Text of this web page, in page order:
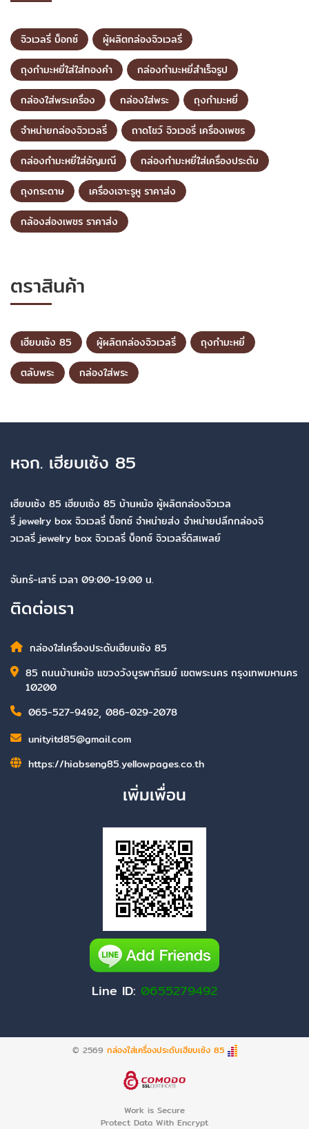
จิวเวลรี่ บ็อกซ์
ผู้ผลิตกล่องจิวเวลรี่
ถุงกำมะหยี่ใส่ใส่ทองคำ
กล่องกำมะหยี่สำเร็จรูป
กล่องใส่พระเครื่อง
กล่องใส่พระ
ถุงกำมะหยี่
จำหน่ายกล่องจิวเวลรี่
ถาดโชว์ จิวเวอรี่ เครื่องเพชร
กล่องกำมะหยี่ใส่อัญมณี
กล่องกำมะหยี่ใส่เครื่องประดับ
ถุงกระดาษ
เครื่องเจาะรูหู ราคาส่ง
กล้องส่องเพชร ราคาส่ง
ตราสินค้า
เฮียบเซ้ง 85 ผู้ผลิตกล่องจิวเวลรี่
ถุงกำมะหยี่
ตลับพระ
กล่องใส่พระ
หจก. เฮียบเซ้ง 85
เฮียบเซ้ง 85 เฮียบเซ้ง 85 บ้านหม้อ ผู้ผลิตกล่องจิวเวล
รี่ jewelry box จิวเวลรี่ บ็อกซ์ จำหน่ายส่ง จำหน่ายปลีกกล่องจิ
วเวลรี่ jewelry box จิวเวลรี่ บ็อกซ์ จิวเวลรี่ดิสเพลย์
จันทร์-เสาร์ เวลา 09:00-19:00 น.
ติดต่อเรา
กล่องใส่เครื่องประดับเฮียบเซ้ง 85
85 ถนนบ้านหม้อ แขวงวังบูรพาภิรมย์ เขตพระนคร กรุงเทพมหานคร
10200
065-527-9492, 086-029-2078
unityitd85@gmail.com
https://hiabseng85.yellowpages.co.th
เพิ่มเพื่อน
Line ID: 0655279492
© 2569 กล่องใส่เครื่องประดับเฮียบเซ้ง 85
Work is Secure
Protect Data With Encrypt